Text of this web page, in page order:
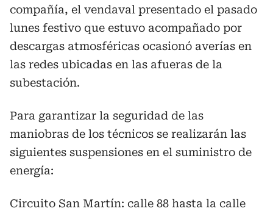
compañía, el vendaval presentado el pasado
lunes festivo que estuvo acompañado por
descargas atmosféricas ocasionó averías en
las redes ubicadas en las afueras de la
subestación.
Para garantizar la seguridad de las
maniobras de los técnicos se realizarán las
siguientes suspensiones en el suministro de
energía:
Circuito San Martín: calle 88 hasta la calle